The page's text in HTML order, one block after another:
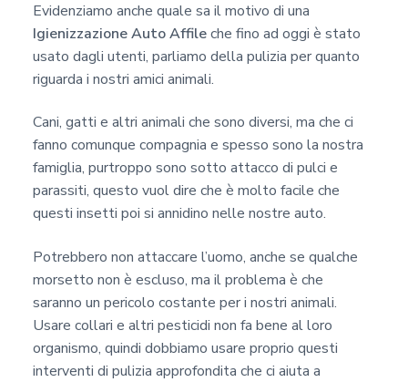
Evidenziamo anche quale sa il motivo di una
Igienizzazione Auto Affileche fino ad oggi è stato
usato dagli utenti, parliamo della pulizia per quanto
riguarda i nostri amici animali.
Cani, gatti e altri animali che sono diversi, ma che ci
fanno comunque compagnia e spesso sono la nostra
famiglia, purtroppo sono sotto attacco di pulci e
parassiti, questo vuol dire che è molto facile che
questi insetti poi si annidino nelle nostre auto.
Potrebbero non attaccare l’uomo, anche se qualche
morsetto non è escluso, ma il problema è che
saranno un pericolo costante per i nostri animali.
Usare collari e altri pesticidi non fa bene al loro
organismo, quindi dobbiamo usare proprio questi
interventi di pulizia approfondita che ci aiuta a